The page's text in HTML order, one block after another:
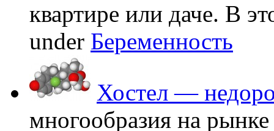
квартире или даче. В
under Беременность
Хостел —
многообразия на